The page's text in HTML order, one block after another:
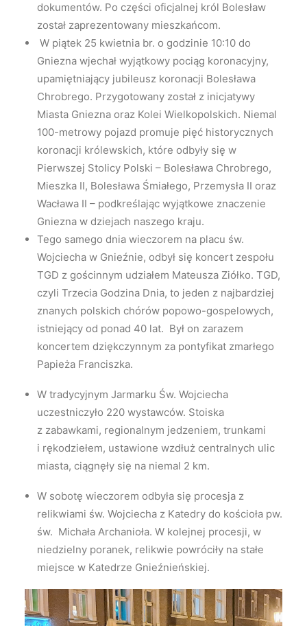
dokumentów. Po części oficjalnej król Bolesław
został zaprezentowany mieszkańcom.
W piątek 25 kwietnia br. o godzinie 10:10 do
Gniezna wjechał wyjątkowy pociąg koronacyjny,
upamiętniający jubileusz koronacji Bolesława
Chrobrego. Przygotowany został z inicjatywy
Miasta Gniezna oraz Kolei Wielkopolskich. Niemal
100-metrowy pojazd promuje pięć historycznych
koronacji królewskich, które odbyły się w
Pierwszej Stolicy Polski – Bolesława Chrobrego,
Mieszka II, Bolesława Śmiałego, Przemysła II oraz
Wacława II – podkreślając wyjątkowe znaczenie
Gniezna w dziejach naszego kraju.
Tego samego dnia wieczorem na placu św.
Wojciecha w Gnieźnie, odbył się koncert zespołu
TGD z gościnnym udziałem Mateusza Ziółko. TGD,
czyli Trzecia Godzina Dnia, to jeden z najbardziej
znanych polskich chórów popowo-gospelowych,
istniejący od ponad 40 lat. Był on zarazem
koncertem dziękczynnym za pontyfikat zmarłego
Papieża Franciszka.
W tradycyjnym Jarmarku Św. Wojciecha
uczestniczyło 220 wystawców. Stoiska
z zabawkami, regionalnym jedzeniem, trunkami
i rękodziełem, ustawione wzdłuż centralnych ulic
miasta, ciągnęły się na niemal 2 km.
W sobotę wieczorem odbyła się procesja z
relikwiami św. Wojciecha z Katedry do kościoła pw.
św. Michała Archanioła. W kolejnej procesji, w
niedzielny poranek, relikwie powróciły na stałe
miejsce w Katedrze Gnieźnieńskiej.